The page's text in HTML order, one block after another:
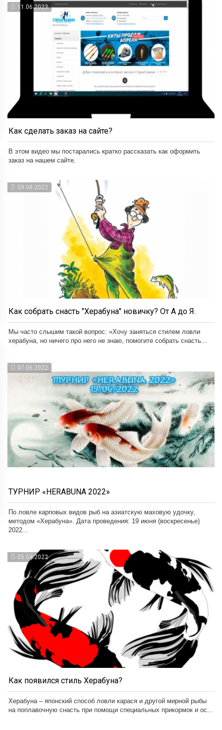
11.06.2023
Как сделать заказ на сайте?
В этом видео мы постарались кратко рассказать как оформить
заказ на нашем сайте.
09.08.2022
Как собрать снасть "Херабуна" новичку? От А до Я.
Мы часто слышим такой вопрос: «Хочу заняться стилем ловли
херабуна, но ничего про него не знаю, помогите собрать снасть...
07.06.2022
ТУРНИР «HERABUNA 2022»
По ловле карповых видов рыб на азиатскую маховую удочку,
методом «Херабуна». Дата проведения: 19 июня (воскресенье)
2022...
05.04.2022
Как появился стиль Херабуна?
Херабуна – японский способ ловли карася и другой мирной рыбы
на поплавочную снасть при помощи специальных прикормок и ос...